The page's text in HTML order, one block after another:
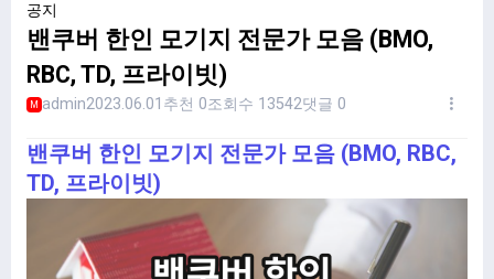
공지
밴쿠버 한인 모기지 전문가 모음 (BMO,
RBC, TD, 프라이빗)
M admin2023.06.01 추천 0조회수 13542댓글 0
밴쿠버 한인 모기지 전문가 모음 (BMO, RBC,
TD, 프라이빗)